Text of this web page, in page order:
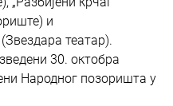
и
театар).
30. октобра
Народног позоришта у